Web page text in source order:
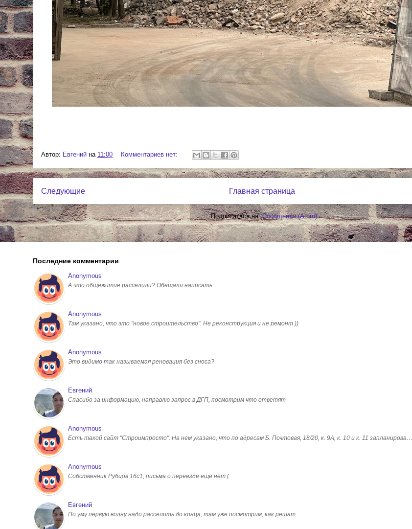
Автор: Евгений на 11:00 Комментариев нет:
Следующие Главная страница
Подписаться на:Сообщения (Atom)
Последние комментарии
Anonymous
А что общежитие расселили? Обещали написать.
Anonymous
Там указано, что это "новое строительство". Не реконструкция и не ремонт ))
Anonymous
Это видимо так называемая реновация без сноса?
Евгений
Спасибо за информацию, направлю запрос в ДГП, посмотрим что ответят
Anonymous
Есть такой сайт "Строимпросто". На нем указано, что по адресам Б. Почтовая, 18/20, к. 9А, к. 10 и к. 11 запланирова…
Anonymous
Собственник Рубцов 16с1, письма о переезде еще нет (
Евгений
По уму первую волну надо расселить до конца, там уже посмотрим, как решат.